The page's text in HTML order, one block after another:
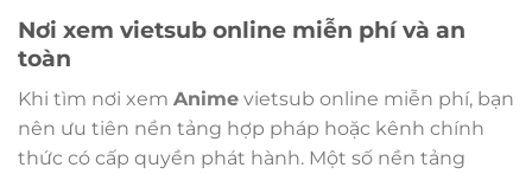
Nơi xem vietsub online miễn phí và an
toàn
Khi tìm nơi xem Anime vietsub online miễn phí, bạn
nên ưu tiên nền tảng hợp pháp hoặc kênh chính
thức có cấp quyền phát hành. Một số nền tảng